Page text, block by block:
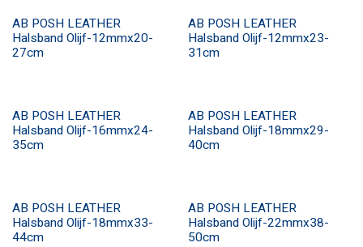
AB POSH LEATHER
Halsband Olijf-12mmx20-
27cm
AB POSH LEATHER
Halsband Olijf-12mmx23-
31cm
AB POSH LEATHER
Halsband Olijf-16mmx24-
35cm
AB POSH LEATHER
Halsband Olijf-18mmx29-
40cm
AB POSH LEATHER
Halsband Olijf-18mmx33-
44cm
AB POSH LEATHER
Halsband Olijf-22mmx38-
50cm